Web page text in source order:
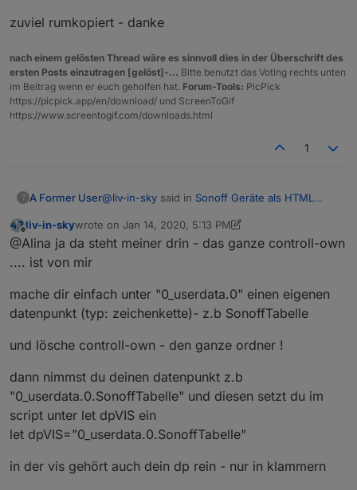
stdoseS2X
sv
blitzwolf_shp
sonoffDev
gosundSP1x
shelly
Uptime überschrieben:
fünften Spalte die Uptime angezeigt
wenn du das einfach ersetzt mit :
ist das weg.
Perfekte Arbeit - Danke vielmals
zuviel rumkopiert - danke
nach einem gelösten Thread wäre es sinnvoll dies in der Überschrift des
ersten Posts einzutragen [gelöst]-... Bitte benutzt das Voting rechts unten
im Beitrag wenn er euch geholfen hat. Forum-Tools: PicPick
https://picpick.app/en/download/ und ScreenToGif
https://www.screentogif.com/downloads.html
1
? A Former User@liv-in-sky said in Sonoff Geräte als HTML
wichtig - ihr müßt euch einen eigenen
darunter werden dann die einzelnen
devices freigeschalten - steht eine
enthalten, passiert nix außer das die
keine geräte da sind
das widget ist ein standard html widget
wird als binding angegeben -also einfach
den datenpunkt unter HTML reinschreiben
nachdem die erfahrenen nun sich gemeldet
haben, kommt die Anfängerin.
weitere auf dem Weg :)
vorbereiten. Nur versteh ich nicht so ganz, was
Tips für mich. Danke
Hier mein DP: Ist der schon falsch?
Dann hab ich das Script als JavaScrip unter
Dann habe ich eine HTML-Widget angelegt: ?
Offline
liv-in-skywrote on Jan 14, 2020, 5:13 PM
last edited by liv-in-sky Jan 14, 2020, 6:14 PM
@Alina ja da steht meiner drin - das ganze controll-own
.... ist von mir
mache dir einfach unter "0_userdata.0" einen eigenen
datenpunkt (typ: zeichenkette)- z.b SonoffTabelle
und lösche controll-own - den ganze ordner !
dann nimmst du deinen datenpunkt z.b
"0_userdata.0.SonoffTabelle" und diesen setzt du im
script unter let dpVIS ein
let dpVIS="0_userdata.0.SonoffTabelle"
in der vis gehört auch dein dp rein - nur in klammern